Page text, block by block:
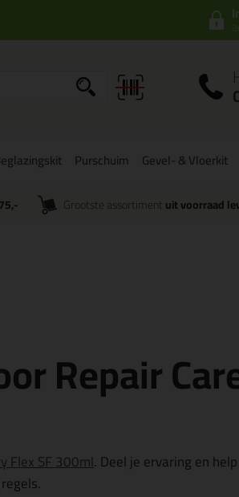
Purschuim Gevel- & Vloerkit
75,- Grootste assortiment uit voorraad
Repair
Flex SF 300ml. Deel je ervaring en help